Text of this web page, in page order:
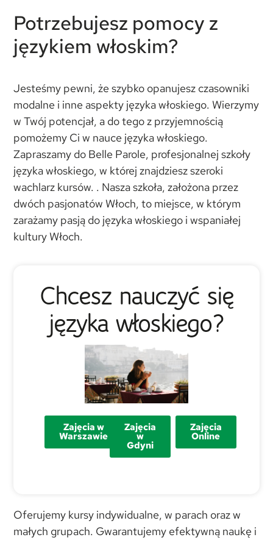
Potrzebujesz pomocy z
językiem włoskim?
Jesteśmy pewni, że szybko opanujesz czasowniki
modalne i inne aspekty języka włoskiego. Wierzymy
w Twój potencjał, a do tego z przyjemnością
pomożemy Ci w nauce języka włoskiego.
Zapraszamy do Belle Parole, profesjonalnej szkoły
języka włoskiego, w której znajdziesz szeroki
wachlarz kursów. . Nasza szkoła, założona przez
dwóch pasjonatów Włoch, to miejsce, w którym
zarażamy pasją do języka włoskiego i wspaniałej
kultury Włoch.
Chcesz nauczyć się
języka włoskiego?
Zajęcia w
Warszawie
Zajęcia
w
Gdyni
Zajęcia
Online
Oferujemy kursy indywidualne, w parach oraz w
małych grupach. Gwarantujemy efektywną naukę i